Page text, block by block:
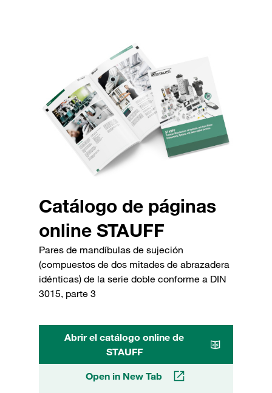
Catálogo de páginas
online STAUFF
Pares de mandíbulas de sujeción
(compuestos de dos mitades de abrazadera
idénticas) de la serie doble conforme a DIN
3015, parte 3
Abrir el catálogo online de
STAUFF
Open in New Tab